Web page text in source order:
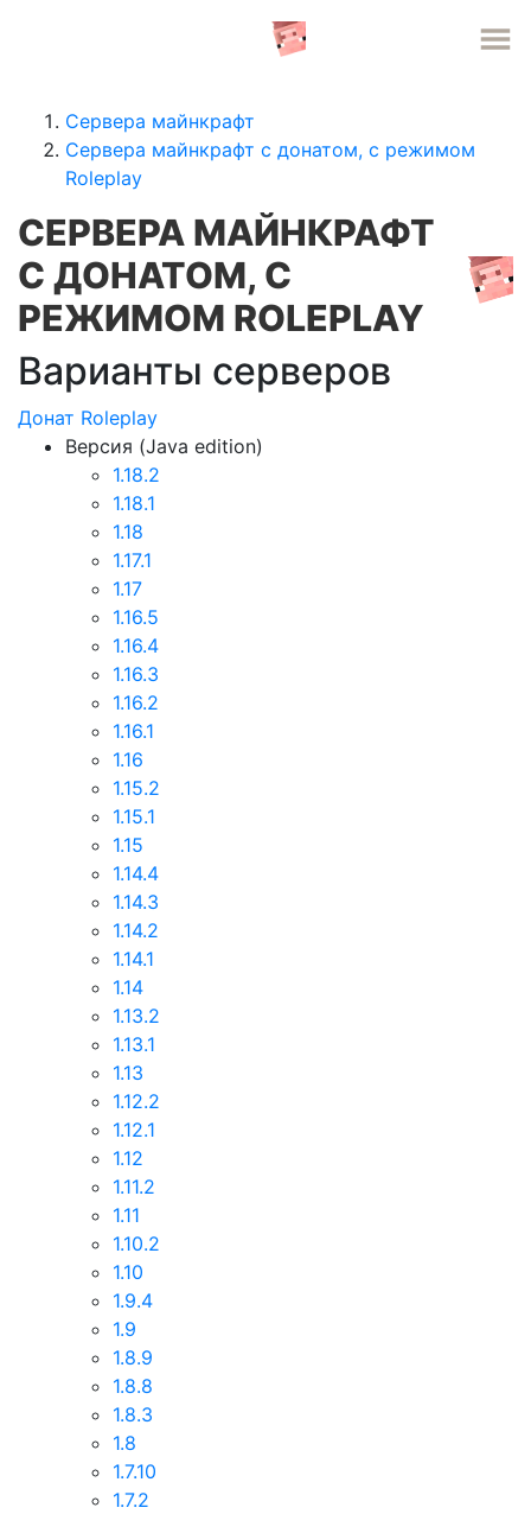
Сервера майнкрафт
Сервера майнкрафт с донатом, c режимом
Roleplay
СЕРВЕРА МАЙНКРАФТ
С ДОНАТОМ, C
РЕЖИМОМ ROLEPLAY
Варианты серверов
Донат Roleplay
Версия (Java edition)
1.18.2
1.18.1
1.18
1.17.1
1.17
1.16.5
1.16.4
1.16.3
1.16.2
1.16.1
1.16
1.15.2
1.15.1
1.15
1.14.4
1.14.3
1.14.2
1.14.1
1.14
1.13.2
1.13.1
1.13
1.12.2
1.12.1
1.12
1.11.2
1.11
1.10.2
1.10
1.9.4
1.9
1.8.9
1.8.8
1.8.3
1.8
1.7.10
1.7.2